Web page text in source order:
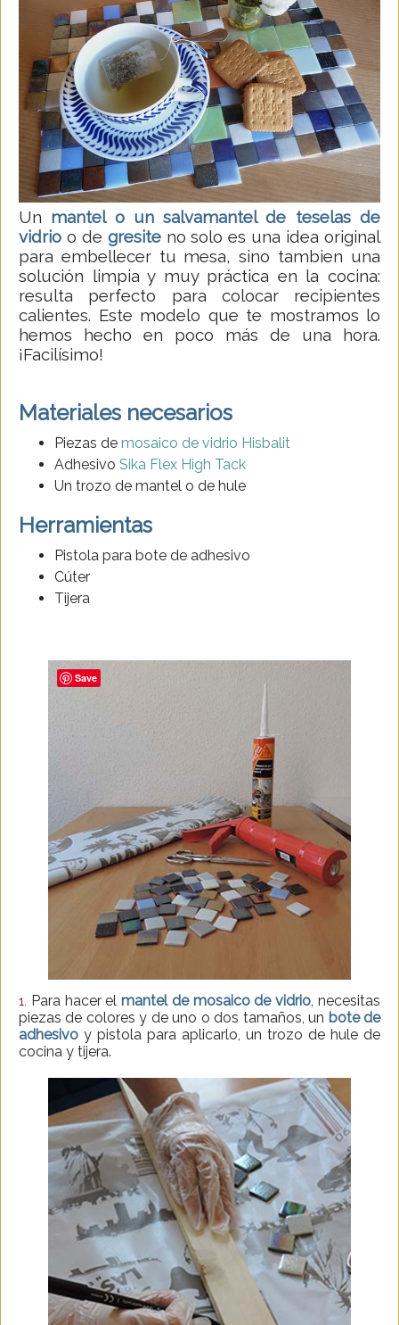
Un mantel o un salvamantel de teselas de
vidrio o de gresiteno solo es una idea original
para embellecer tu mesa, sino tambien una
solución limpia y muy práctica en la cocina:
resulta perfecto para colocar recipientes
calientes. Este modelo que te mostramos lo
hemos hecho en poco más de una hora.
¡Facilísimo!
Materiales necesarios
Piezas de mosaico de vidrio Hisbalit
Adhesivo Sika Flex High Tack
Un trozo de mantel o de hule
Herramientas
Pistola para bote de adhesivo
Cúter
Tijera
1. Para hacer elmantel de mosaico de vidrio, necesitas
piezas de colores y de uno o dos tamaños, un bote de
adhesivo y pistola para aplicarlo, un trozo de hule de
cocina y tijera.
Save